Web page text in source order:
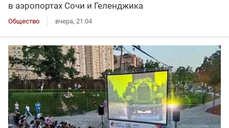
в аэропортах Сочи и Геленджика
Общество вчера, 21:04